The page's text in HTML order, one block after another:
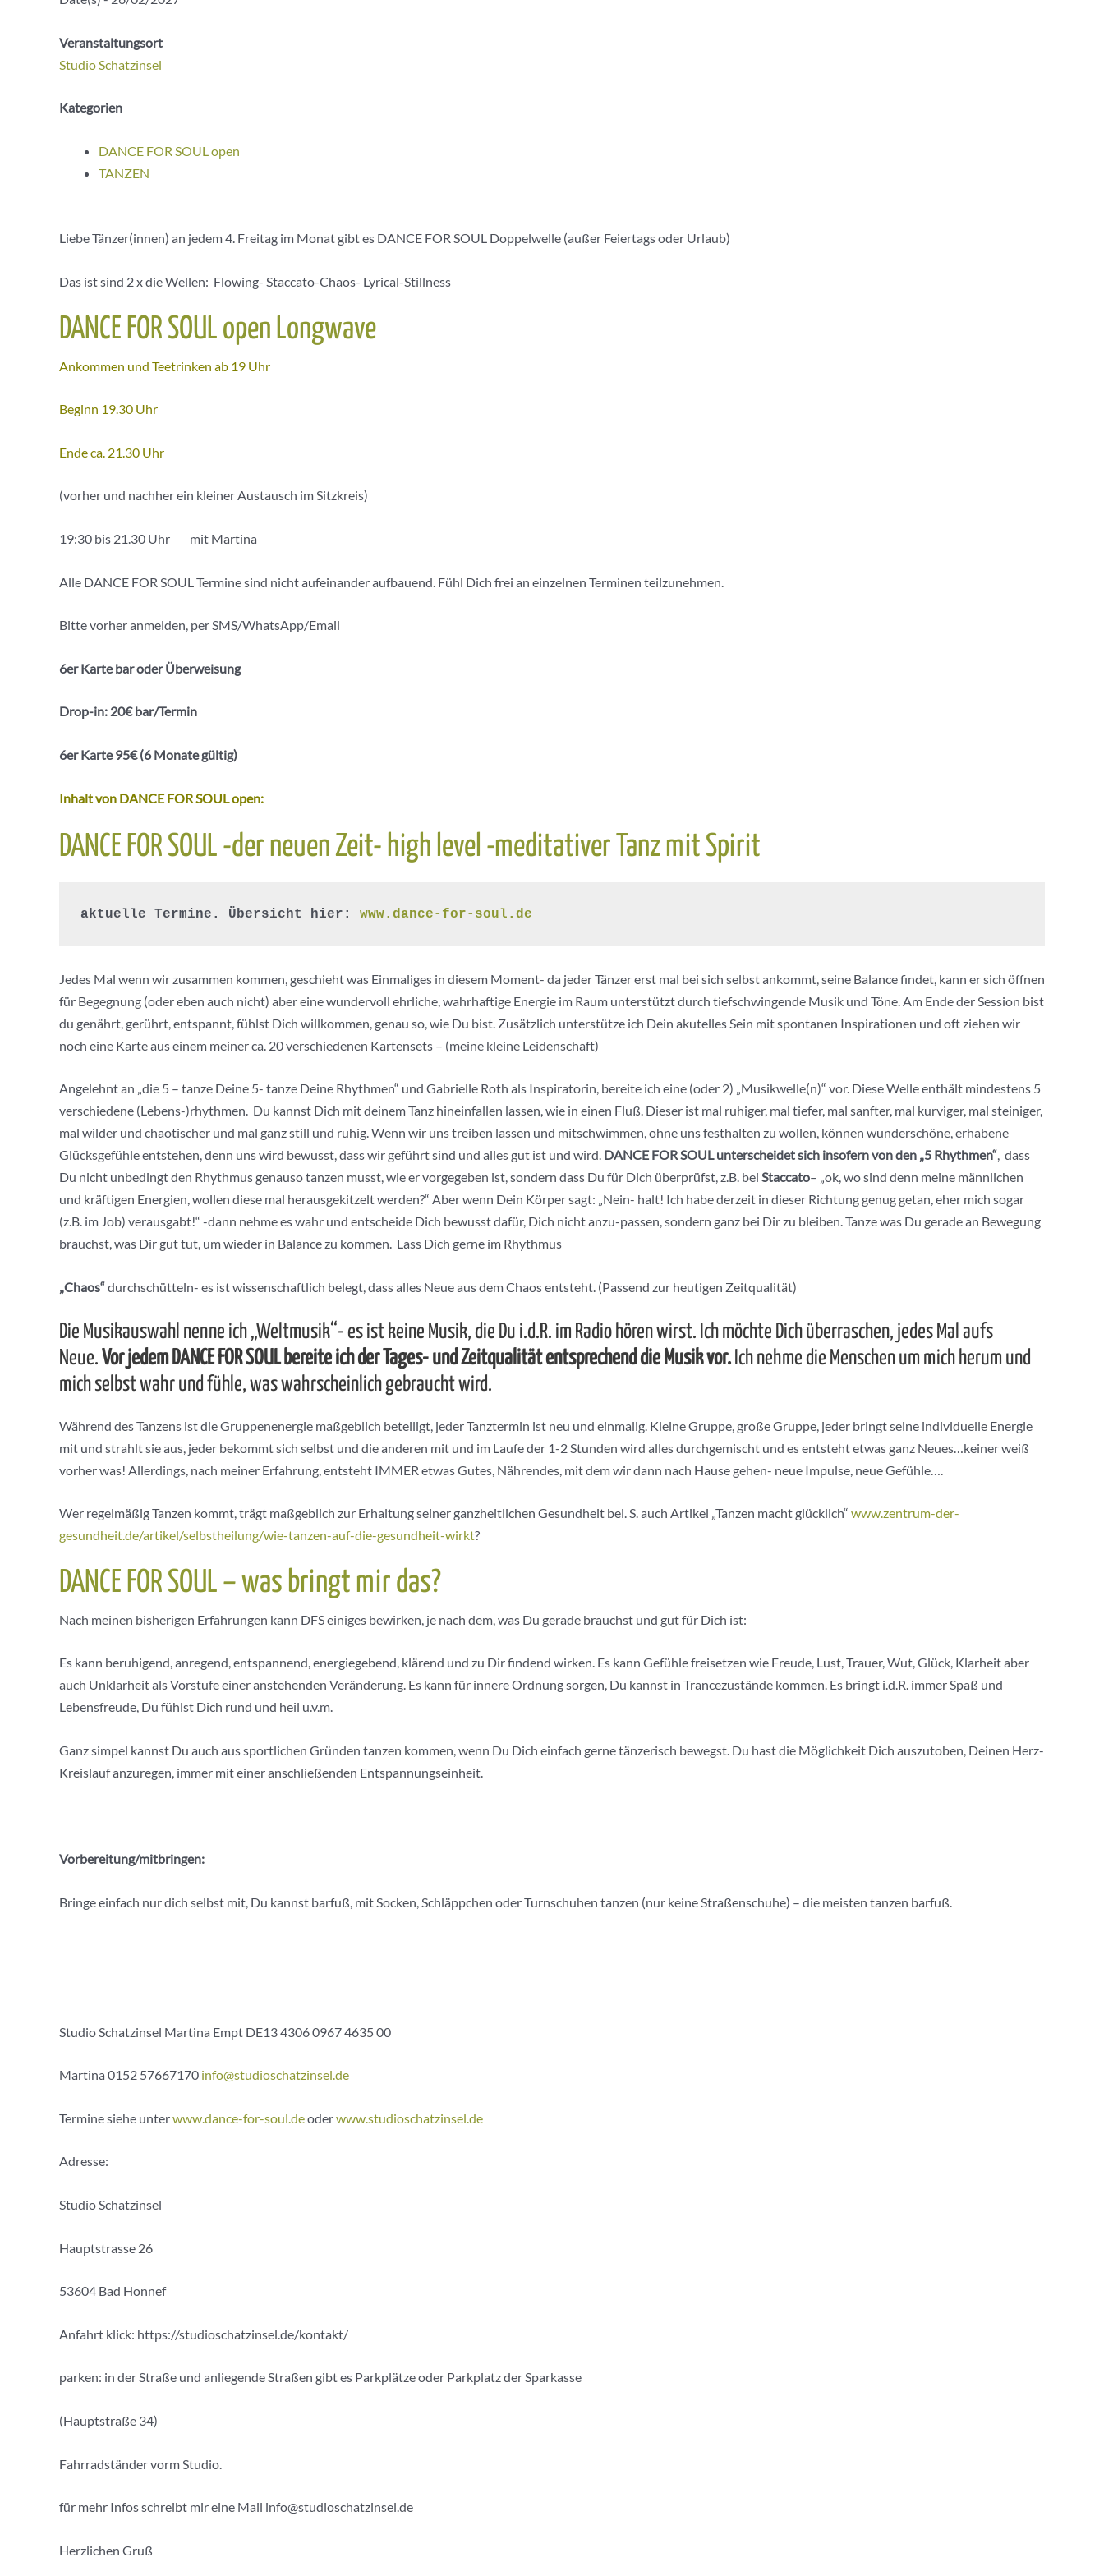
Veranstaltungsort
Studio Schatzinsel
Kategorien
DANCE FOR SOUL open
TANZEN
Liebe Tänzer(innen) an jedem 4. Freitag im Monat gibt es DANCE FOR SOUL Doppelwelle (außer Feiertags oder Urlaub)
Das ist sind 2 x die Wellen: Flowing- Staccato-Chaos- Lyrical-Stillness
DANCE FOR SOUL open Longwave
Ankommen und Teetrinken ab 19 Uhr
Beginn 19.30 Uhr
Ende ca. 21.30 Uhr
(vorher und nachher ein kleiner Austausch im Sitzkreis)
19:30 bis 21.30 Uhr mit Martina
Alle DANCE FOR SOUL Termine sind nicht aufeinander aufbauend. Fühl Dich frei an einzelnen Terminen teilzunehmen.
Bitte vorher anmelden, per SMS/WhatsApp/Email
6er Karte bar oder Überweisung
Drop-in: 20€ bar/Termin
6er Karte 95€ (6 Monate gültig)
Inhalt von DANCE FOR SOUL open:
DANCE FOR SOUL -der neuen Zeit- high level -meditativer Tanz mit Spirit
aktuelle Termine. Übersicht hier: www.dance-for-soul.de
Jedes Mal wenn wir zusammen kommen, geschieht was Einmaliges in diesem Moment- da jeder Tänzer erst mal bei sich selbst ankommt, seine Balance findet, kann er sich öffnen
für Begegnung (oder eben auch nicht) aber eine wundervoll ehrliche, wahrhaftige Energie im Raum unterstützt durch tiefschwingende Musik und Töne. Am Ende der Session bist
du genährt, gerührt, entspannt, fühlst Dich willkommen, genau so, wie Du bist. Zusätzlich unterstütze ich Dein akutelles Sein mit spontanen Inspirationen und oft ziehen wir
noch eine Karte aus einem meiner ca. 20 verschiedenen Kartensets – (meine kleine Leidenschaft)
Angelehnt an „die 5 – tanze Deine 5- tanze Deine Rhythmen“ und Gabrielle Roth als Inspiratorin, bereite ich eine (oder 2) „Musikwelle(n)“ vor. Diese Welle enthält mindestens 5
verschiedene (Lebens-)rhythmen. Du kannst Dich mit deinem Tanz hineinfallen lassen, wie in einen Fluß. Dieser ist mal ruhiger, mal tiefer, mal sanfter, mal kurviger, mal steiniger,
mal wilder und chaotischer und mal ganz still und ruhig. Wenn wir uns treiben lassen und mitschwimmen, ohne uns festhalten zu wollen, können wunderschöne, erhabene
Glücksgefühle entstehen, denn uns wird bewusst, dass wir geführt sind und alles gut ist und wird. DANCE FOR SOUL unterscheidet sich insofern von den „5 Rhythmen“, dass
Du nicht unbedingt den Rhythmus genauso tanzen musst, wie er vorgegeben ist, sondern dass Du für Dich überprüfst, z.B. bei Staccato– „ok, wo sind denn meine männlichen
und kräftigen Energien, wollen diese mal herausgekitzelt werden?“ Aber wenn Dein Körper sagt: „Nein- halt! Ich habe derzeit in dieser Richtung genug getan, eher mich sogar
(z.B. im Job) verausgabt!“ -dann nehme es wahr und entscheide Dich bewusst dafür, Dich nicht anzu-passen, sondern ganz bei Dir zu bleiben. Tanze was Du gerade an Bewegung
brauchst, was Dir gut tut, um wieder in Balance zu kommen. Lass Dich gerne im Rhythmus
„Chaos“durchschütteln- es ist wissenschaftlich belegt, dass alles Neue aus dem Chaos entsteht. (Passend zur heutigen Zeitqualität)
Die Musikauswahl nenne ich „Weltmusik“- es ist keine Musik, die Du i.d.R. im Radio hören wirst. Ich möchte Dich überraschen, jedes Mal aufs
Neue. Vor jedem DANCE FOR SOUL bereite ich der Tages- und Zeitqualität entsprechend die Musik vor. Ich nehme die Menschen um mich herum und
mich selbst wahr und fühle, was wahrscheinlich gebraucht wird.
Während des Tanzens ist die Gruppenenergie maßgeblich beteiligt, jeder Tanztermin ist neu und einmalig. Kleine Gruppe, große Gruppe, jeder bringt seine individuelle Energie
mit und strahlt sie aus, jeder bekommt sich selbst und die anderen mit und im Laufe der 1-2 Stunden wird alles durchgemischt und es entsteht etwas ganz Neues…keiner weiß
vorher was! Allerdings, nach meiner Erfahrung, entsteht IMMER etwas Gutes, Nährendes, mit dem wir dann nach Hause gehen- neue Impulse, neue Gefühle….
Wer regelmäßig Tanzen kommt, trägt maßgeblich zur Erhaltung seiner ganzheitlichen Gesundheit bei. S. auch Artikel „Tanzen macht glücklich“ www.zentrum-der-
gesundheit.de/artikel/selbstheilung/wie-tanzen-auf-die-gesundheit-wirkt?
DANCE FOR SOUL – was bringt mir das?
Nach meinen bisherigen Erfahrungen kann DFS einiges bewirken, je nach dem, was Du gerade brauchst und gut für Dich ist:
Es kann beruhigend, anregend, entspannend, energiegebend, klärend und zu Dir findend wirken. Es kann Gefühle freisetzen wie Freude, Lust, Trauer, Wut, Glück, Klarheit aber
auch Unklarheit als Vorstufe einer anstehenden Veränderung. Es kann für innere Ordnung sorgen, Du kannst in Trancezustände kommen. Es bringt i.d.R. immer Spaß und
Lebensfreude, Du fühlst Dich rund und heil u.v.m.
Ganz simpel kannst Du auch aus sportlichen Gründen tanzen kommen, wenn Du Dich einfach gerne tänzerisch bewegst. Du hast die Möglichkeit Dich auszutoben, Deinen Herz-
Kreislauf anzuregen, immer mit einer anschließenden Entspannungseinheit.
Vorbereitung/mitbringen:
Bringe einfach nur dich selbst mit, Du kannst barfuß, mit Socken, Schläppchen oder Turnschuhen tanzen (nur keine Straßenschuhe) – die meisten tanzen barfuß.
Studio Schatzinsel Martina Empt DE13 4306 0967 4635 00
Martina 0152 57667170 info@studioschatzinsel.de
Termine siehe unterwww.dance-for-soul.deoderwww.studioschatzinsel.de
Adresse:
Studio Schatzinsel
Hauptstrasse 26
53604 Bad Honnef
Anfahrt klick: https://studioschatzinsel.de/kontakt/
parken: in der Straße und anliegende Straßen gibt es Parkplätze oder Parkplatz der Sparkasse
(Hauptstraße 34)
Fahrradständer vorm Studio.
für mehr Infos schreibt mir eine Mail info@studioschatzinsel.de
Herzlichen Gruß